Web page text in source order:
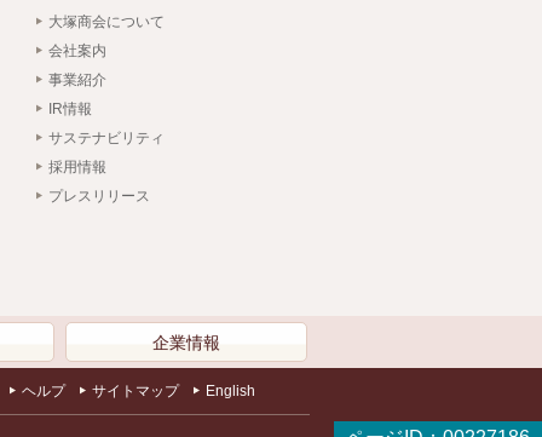
大塚商会について
会社案内
事業紹介
IR情報
サステナビリティ
採用情報
プレスリリース
企業情報
ヘルプ サイトマップ English